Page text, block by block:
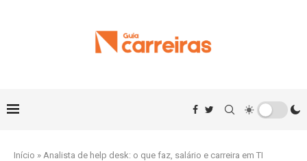
Início » Analista de help desk: o que faz, salário e carreira em TI